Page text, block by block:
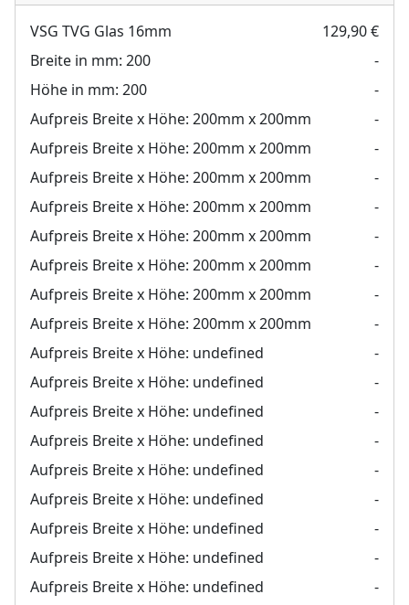
VSG TVG Glas 16mm
129,90 €
Breite in mm: 200
-
Höhe in mm: 200
-
Aufpreis Breite x Höhe: 200mm x 200mm
-
Aufpreis Breite x Höhe: 200mm x 200mm
-
Aufpreis Breite x Höhe: 200mm x 200mm
-
Aufpreis Breite x Höhe: 200mm x 200mm
-
Aufpreis Breite x Höhe: 200mm x 200mm
-
Aufpreis Breite x Höhe: 200mm x 200mm
-
Aufpreis Breite x Höhe: 200mm x 200mm
-
Aufpreis Breite x Höhe: 200mm x 200mm
-
Aufpreis Breite x Höhe: undefined
-
Aufpreis Breite x Höhe: undefined
-
Aufpreis Breite x Höhe: undefined
-
Aufpreis Breite x Höhe: undefined
-
Aufpreis Breite x Höhe: undefined
-
Aufpreis Breite x Höhe: undefined
-
Aufpreis Breite x Höhe: undefined
-
Aufpreis Breite x Höhe: undefined
-
Aufpreis Breite x Höhe: undefined
-